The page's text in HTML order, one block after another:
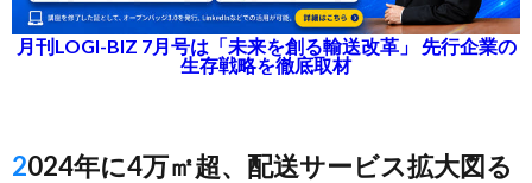
月刊LOGI-BIZ 7月号は「未来を創る輸送改革」 先行企業の
生存戦略を徹底取材
2024年に4万㎡超、配送サービス拡大図る